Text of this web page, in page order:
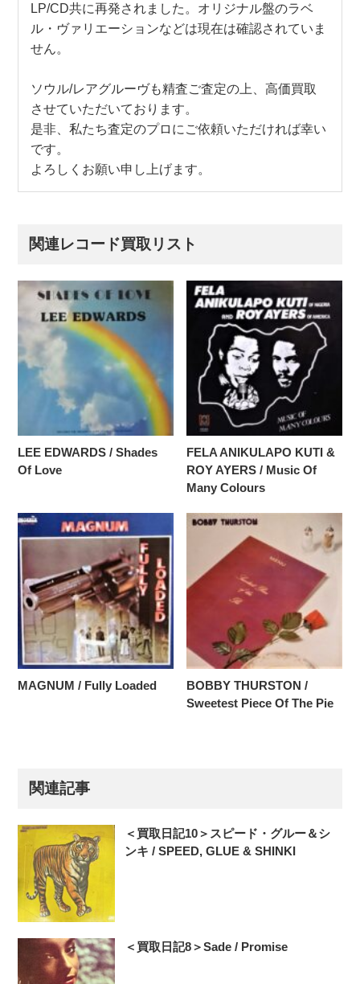
LP/CD共に再発されました。オリジナル盤のラベ
ル・ヴァリエーションなどは現在は確認されていま
せん。
ソウル/レアグルーヴも精査ご査定の上、高価買取
させていただいております。
是非、私たち査定のプロにご依頼いただければ幸い
です。
よろしくお願い申し上げます。
関連レコード買取リスト
LEE EDWARDS / Shades
Of Love
FELA ANIKULAPO KUTI &
ROY AYERS / Music Of
Many Colours
MAGNUM / Fully Loaded
BOBBY THURSTON /
Sweetest Piece Of The Pie
関連記事
＜買取日記10＞スピード・グルー＆シ
ンキ / SPEED, GLUE & SHINKI
＜買取日記8＞Sade ‎/ Promise